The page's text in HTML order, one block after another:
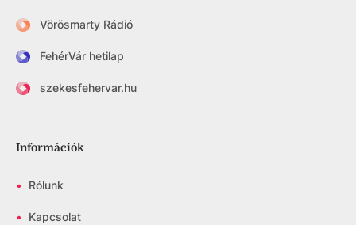
Vörösmarty Rádió
FehérVár hetilap
szekesfehervar.hu
Információk
• Rólunk
• Kapcsolat